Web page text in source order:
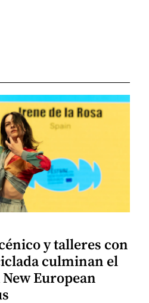
y talleres con
culminan el
European